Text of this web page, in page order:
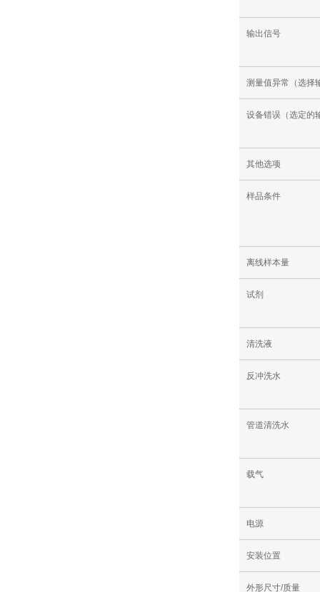
输出信号
测量值异常（选择
设备错误（选定的
其他选项
样品条件
离线样本量
试剂
清洗液
反冲洗水
管道清洗水
载气
电源
安装位置
外形尺寸/质量